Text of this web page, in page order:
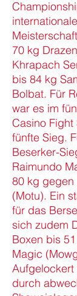
70 kg
Khrapach
bis 84 kg
Bolbat. Für
war es im
Casino
fünfte Sieg.
Beserker-
Raimundo
80 kg gegen
(Motu). Ein
für das
sich zudem
Boxen bis
Magic
durch